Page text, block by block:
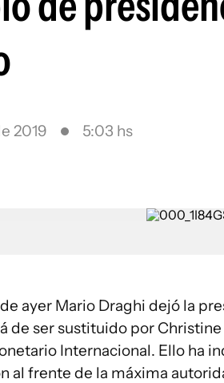
2019 5:03 hs
ayer Mario Draghi dejó la
de ser sustituido por
Internacional. Ello ha
al frente de la máxima